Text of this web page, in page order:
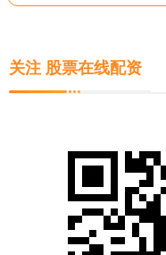
关注 股票在线配资